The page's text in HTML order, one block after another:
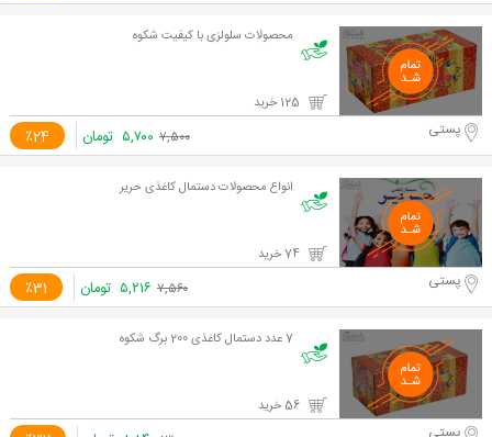
محصولات سلولزی با کیفیت شکوه
٪24 پستی ۷,۵۰۰ ۵,۷۰۰ تومان
انواع محصولات دستمال کاغذی حریر
٪31 پستی ۷,۵۶۰ ۵,۲۱۶ تومان
7 عدد دستمال کاغذی 200 برگ شکوه
پستی